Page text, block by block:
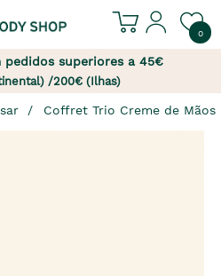
0
pedidos superiores a 45€
/200€ (Ilhas)
Coffret Trio Creme de Mãos